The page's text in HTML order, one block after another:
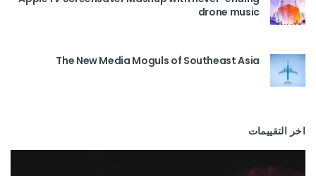
drone music
The New Media Moguls of Southeast Asia
اخر التقييمات